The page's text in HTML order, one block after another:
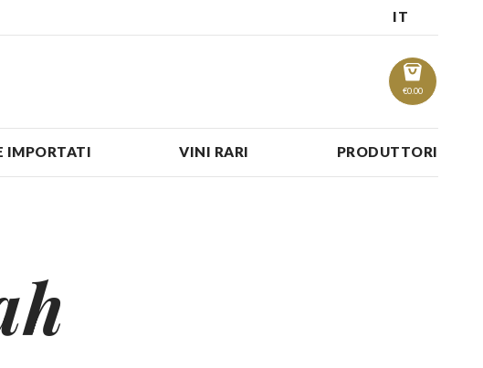
IT
€0.00
IMPORTATI VINI RARI PRODUTTORI